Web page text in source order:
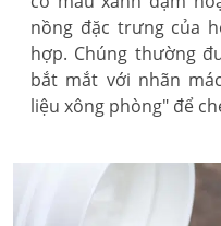
nồng đặc trưng của
hợp. Chúng thường
bắt mắt với nhãn
liệu xông phòng" để